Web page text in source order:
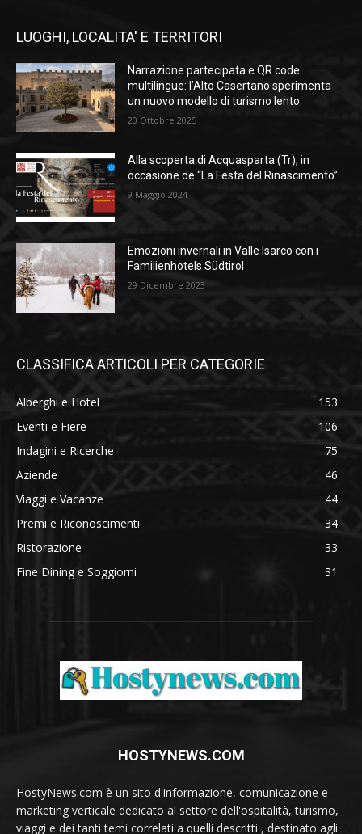
LUOGHI, LOCALITA' E TERRITORI
Narrazione partecipata e QR code
multilingue: l’Alto Casertano sperimenta
un nuovo modello di turismo lento
20 Ottobre 2025
Alla scoperta di Acquasparta (Tr), in
occasione de “La Festa del Rinascimento”
9 Maggio 2024
Emozioni invernali in Valle Isarco con i
Familienhotels Südtirol
29 Dicembre 2023
CLASSIFICA ARTICOLI PER CATEGORIE
Alberghi e Hotel
153
Eventi e Fiere
106
Indagini e Ricerche
75
Aziende
46
Viaggi e Vacanze
44
Premi e Riconoscimenti
34
Ristorazione
33
Fine Dining e Soggiorni
31
HOSTYNEWS.COM
HostyNews.com è un sito d'informazione, comunicazione e
marketing verticale dedicato al settore dell'ospitalità, turismo,
viaggi e dei tanti temi correlati a quelli descritti , destinato agli